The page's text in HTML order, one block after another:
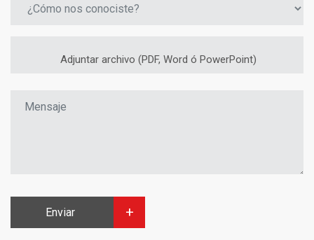
Adjuntar archivo (PDF, Word ó PowerPoint)
Enviar